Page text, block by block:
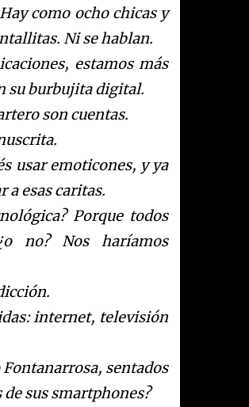
como ocho chicas y
Ni se hablan.
estamos más
su burbujita digital.
son cuentas.
usar emoticones, y ya
a esas caritas.
Porque todos
no? Nos haríamos
internet, televisión
sentados
sus smartphones?